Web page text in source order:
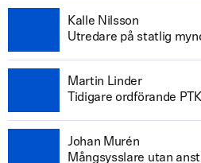
Kalle Nilsson
Utredare på statlig
Martin Linder
Tidigare ordförande
Johan Murén
Mångsysslare utan